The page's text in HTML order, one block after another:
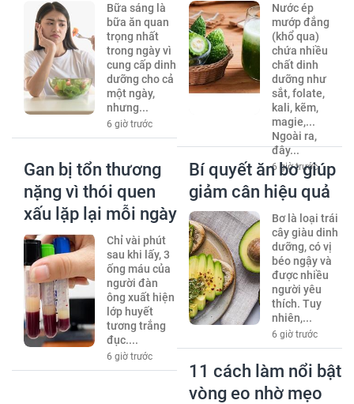
Bữa sáng là
bữa ăn quan
trọng nhất
trong ngày vì
cung cấp dinh
dưỡng cho cả
một ngày,
nhưng...
6 giờ trước
Nước ép
mướp đắng
(khổ qua)
chứa nhiều
chất dinh
dưỡng như
sắt, folate,
kali, kẽm,
magie,...
Ngoài ra,
đây...
6 giờ trước
Gan bị tổn thương
nặng vì thói quen
xấu lặp lại mỗi ngày
Chỉ vài phút
sau khi lấy, 3
ống máu của
người đàn
ông xuất hiện
lớp huyết
tương trắng
đục....
6 giờ trước
Bí quyết ăn bơ giúp
giảm cân hiệu quả
Bơ là loại trái
cây giàu dinh
dưỡng, có vị
béo ngậy và
được nhiều
người yêu
thích. Tuy
nhiên,...
6 giờ trước
11 cách làm nổi bật
vòng eo nhờ mẹo